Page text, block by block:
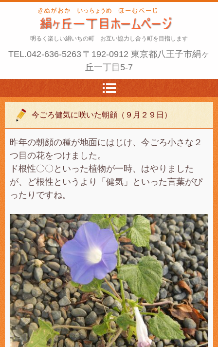
明るく楽しい絹いちの町 お互い協力し合う町を目指します
TEL.042-636-5263 〒192-0912 東京都八王子市絹ヶ
丘一丁目5-7
今ごろ健気に咲いた朝顔（９月２９日）
昨年の朝顔の種が地面にはじけ、今ごろ小さな２
つ目の花をつけました。
ド根性〇〇といった植物が一時、はやりました
が、ど根性というより「健気」といった言葉がぴ
ったりですね。